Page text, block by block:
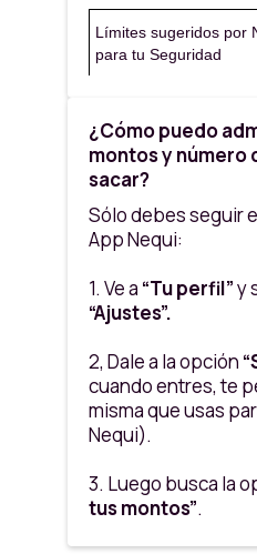
Límites sugeridos por
para tu Seguridad
Monto mínimo por
Monto máximo de
día
¿Necesitas
para sacar plata
• Tranqui,
modificar el
puedes retirar al
diario máximo por
tu medida.
• Puedes ajustar
sacar hasta un
¿Cómo puedo
montos y número
sacar?
Sólo debes seguir
App Nequi:
1. Ve a “Tu perfil”y
“Ajustes”.
2, Dale a la opción
cuando entres, te
misma que usas
Nequi).
3. Luego busca la
tus montos”.